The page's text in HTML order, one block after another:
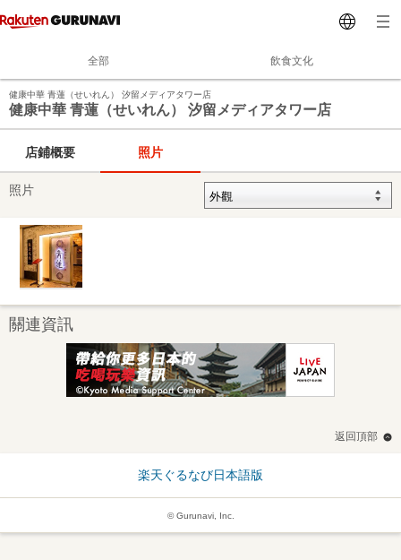
全部 飲食文化
健康中華 青蓮（せいれん） 汐留メディアタワー店
健康中華 青蓮（せいれん） 汐留メディアタワー店
店鋪概要 照片
照片
關連資訊
返回頂部
楽天ぐるなび日本語版
© Gurunavi, Inc.